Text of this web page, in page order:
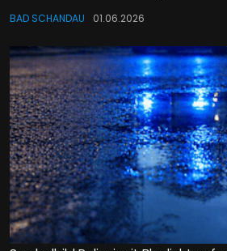
BAD SCHANDAU 01.06.2026